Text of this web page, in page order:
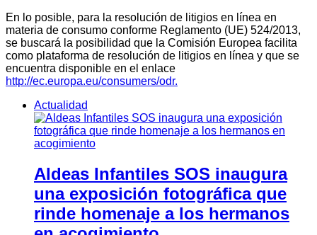
En lo posible, para la resolución de litigios en línea en
materia de consumo conforme Reglamento (UE) 524/2013,
se buscará la posibilidad que la Comisión Europea facilita
como plataforma de resolución de litigios en línea y que se
encuentra disponible en el enlace
http://ec.europa.eu/consumers/odr.
Actualidad
Aldeas Infantiles SOS inaugura
una exposición fotográfica que
rinde homenaje a los hermanos